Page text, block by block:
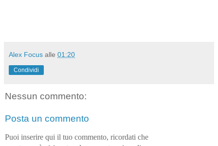
Alex Focus alle 01:20
Condividi
Nessun commento:
Posta un commento
Puoi inserire qui il tuo commento, ricordati che